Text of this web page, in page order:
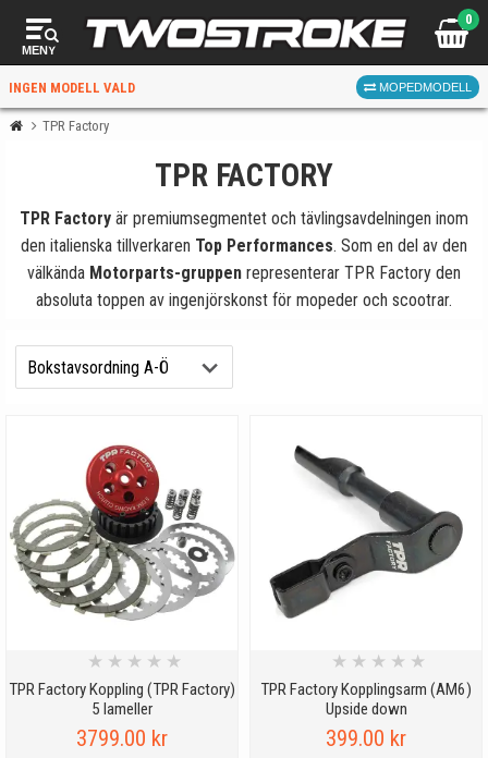
MENY
0
INGEN MODELL VALD MOPEDMODELL
VÄLJ MOPED FÖR RÄTT DELAR
TPR Factory
TPR FACTORY
TPR Factory är premiumsegmentet och tävlingsavdelningen inom
den italienska tillverkaren Top Performances. Som en del av den
välkända Motorparts-gruppen representerar TPR Factory den
absoluta toppen av ingenjörskonst för mopeder och scootrar.
TPR Factory Koppling (TPR Factory)
5 lameller
★ ★ ★ ★ ★
3799.00 kr
TPR Factory Kopplingsarm (AM6)
Upside down
★ ★ ★ ★ ★
399.00 kr